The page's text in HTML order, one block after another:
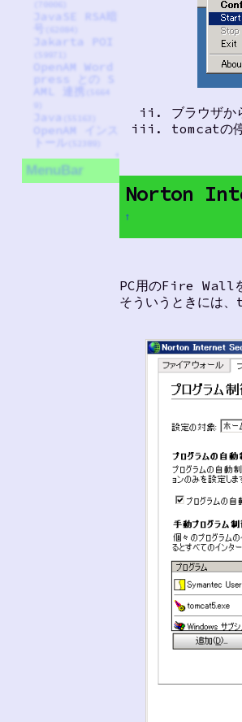
JavaSE RSA暗
号
Jakarta POI
OpenAM Word
press との S
AML 連携
Java
OpenAM インス
トール
MenuBar
ブラウザか
tomcatの
Norton
†
PC用のFire Wallを
そういうときには